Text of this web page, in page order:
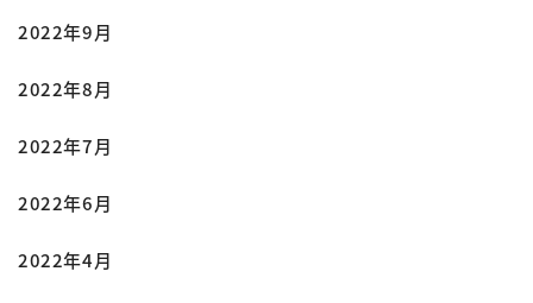
2022年9月
2022年8月
2022年7月
2022年6月
2022年4月